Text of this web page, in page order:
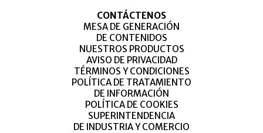
CONTÁCTENOS
MESA DE GENERACIÓN
DE CONTENIDOS
NUESTROS PRODUCTOS
AVISO DE PRIVACIDAD
TÉRMINOS Y CONDICIONES
POLÍTICA DE TRATAMIENTO
DE INFORMACIÓN
POLÍTICA DE COOKIES
SUPERINTENDENCIA
DE INDUSTRIA Y COMERCIO